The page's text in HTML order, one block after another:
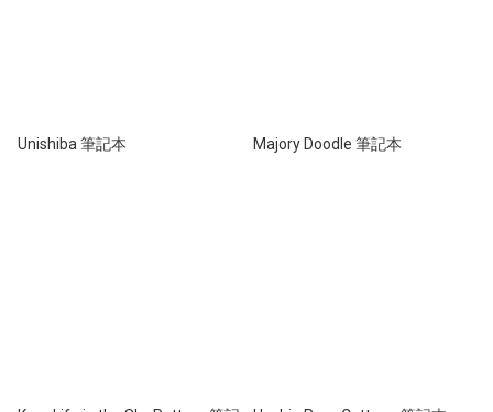
Unishiba 筆記本 Majory Doodle 筆記本